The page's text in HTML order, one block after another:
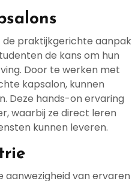
de praktijkgerichte aanpak
de kans om hun
Door te werken met
kapsalon, kunnen
Deze hands-on ervaring
waarbij ze direct leren
kunnen leveren.
aanwezigheid van ervaren